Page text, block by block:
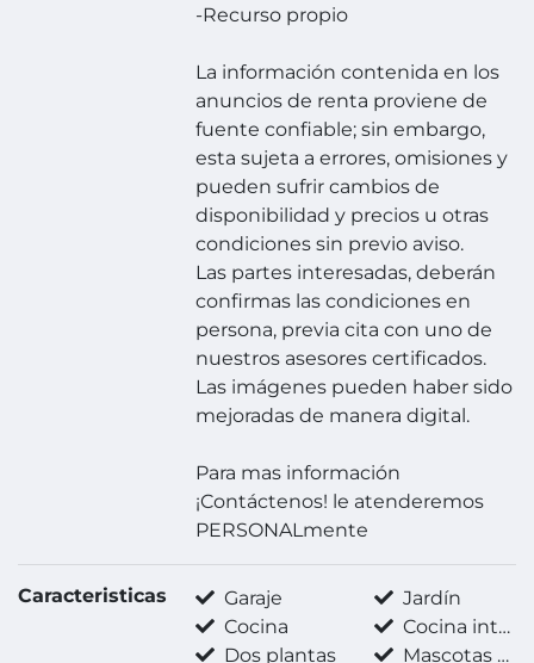
-Recurso propio
La información contenida en los
anuncios de renta proviene de
fuente confiable; sin embargo,
esta sujeta a errores, omisiones y
pueden sufrir cambios de
disponibilidad y precios u otras
condiciones sin previo aviso.
Las partes interesadas, deberán
confirmas las condiciones en
persona, previa cita con uno de
nuestros asesores certificados.
Las imágenes pueden haber sido
mejoradas de manera digital.
Para mas información
¡Contáctenos! le atenderemos
PERSONALmente
Caracteristicas Garaje
Jardín
Cocina
Cocina integral
Dos plantas
Mascotas permitidas